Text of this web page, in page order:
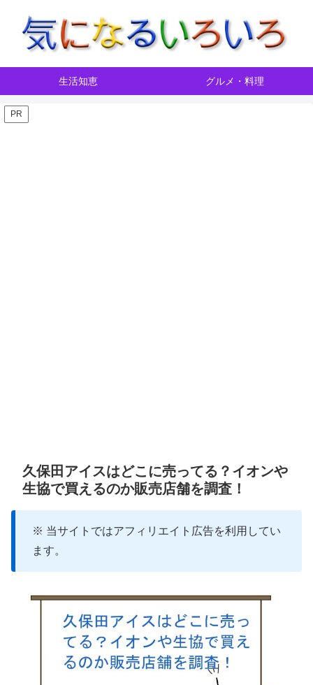
生活知恵 グルメ・料理
PR
久保田アイスはどこに売ってる？イオンや
生協で買えるのか販売店舗を調査！
※ 当サイトではアフィリエイト広告を利用してい
ます。